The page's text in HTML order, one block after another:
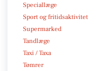
Speciallæge
Sport og fritidsaktivitet
Supermarked
Tandlæge
Taxi / Taxa
Tømrer